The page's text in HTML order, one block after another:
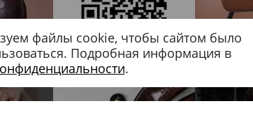
файлы cookie, чтобы сайтом было
Подробная информация в
.